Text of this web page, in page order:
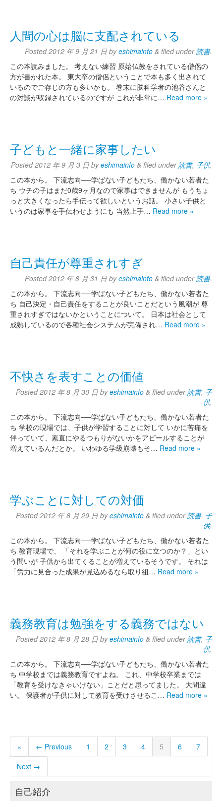
人間の心は脳に支配されている
Posted2012 年 9 月 21 日 byeshimainfo & filed under読書.
この本読みました。 考えない練習 原始仏教をされている僧侶の
方が書かれた本。 東大卒の僧侶ということで本も多く出されて
いるのでご存じの方も多いかも。 巻末に脳科学者の池谷さんと
の対談が収録されているのですが これが非常に… Read more »
子どもと一緒に家事したい
Posted2012 年 9 月 3 日 byeshimainfo & filed under読書, 子供.
この本から。 下流志向──学ばない子どもたち、働かない若者た
ち ウチの子はまだ0歳9ヶ月なので家事はできませんが もうちょ
っと大きくなったら手伝って欲しいというお話。 小さい子供と
いうのは家事を手伝わせようにも 当然上手… Read more »
自己責任が尊重されすぎ
Posted2012 年 8 月 31 日 byeshimainfo & filed under読書.
この本から。 下流志向──学ばない子どもたち、働かない若者た
ち 自己決定・自己責任をすることが良いことだという風潮が 尊
重されすぎではないかということについて。 日本は社会として
成熟しているので各種社会システムが完備され… Read more »
不快さを表すことの価値
Posted2012 年 8 月 30 日 byeshimainfo & filed under読書, 子
供.
この本から。 下流志向──学ばない子どもたち、働かない若者た
ち 学校の現場では、子供が学習することに対して いかに苦痛を
伴っていて、素直にやるつもりがないかをアピールすることが
増えているんだとか。 いわゆる学級崩壊もそ… Read more »
学ぶことに対しての対価
Posted2012 年 8 月 29 日 byeshimainfo & filed under読書, 子
供.
この本から。 下流志向──学ばない子どもたち、働かない若者た
ち 教育現場で、 「それを学ぶことが何の役に立つのか？」とい
う問いが 子供から出てくることが増えているそうです。 それは
「労力に見合った成果が見込めるなら取り組… Read more »
義務教育は勉強をする義務ではない
Posted2012 年 8 月 28 日 byeshimainfo & filed under読書, 子
供.
この本から。 下流志向──学ばない子どもたち、働かない若者た
ち 中学校までは義務教育ですよね。 これ、中学校卒業までは
「教育を受けなきゃいけない」ことだと思ってました。 大間違
い。 保護者が子供に対して教育を受けさせるこ… Read more »
« ← Previous 1 2 3 4 5 6
7
Next →
自己紹介